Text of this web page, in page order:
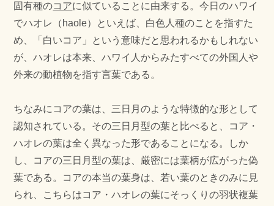
固有種のコアに似ていることに由来する。今日のハワイ
でハオレ（haole）といえば、白色人種のことを指すた
め、「白いコア」という意味だと思われるかもしれない
が、ハオレは本来、ハワイ人からみたすべての外国人や
外来の動植物を指す言葉である。
ちなみにコアの葉は、三日月のような特徴的な形として
認知されている。その三日月型の葉と比べると、コア・
ハオレの葉は全く異なった形であることになる。しか
し、コアの三日月型の葉は、厳密には葉柄が広がった偽
葉である。コアの本当の葉身は、若い葉のときのみに見
られ、こちらはコア・ハオレの葉にそっくりの羽状複葉